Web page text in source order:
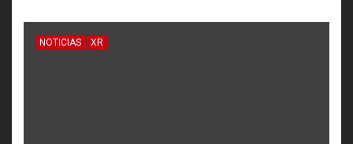
NOTICIAS XR